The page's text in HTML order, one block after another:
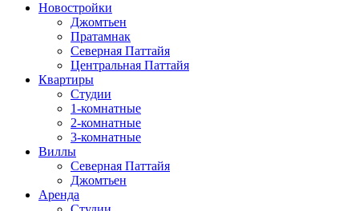
Новостройки
Джомтьен
Пратамнак
Северная Паттайя
Центральная Паттайя
Квартиры
Студии
1-комнатные
2-комнатные
3-комнатные
Виллы
Северная Паттайя
Джомтьен
Аренда